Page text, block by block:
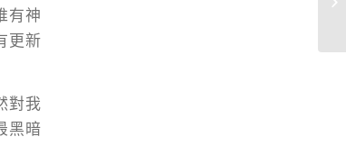
有神
更新
對我
黑暗